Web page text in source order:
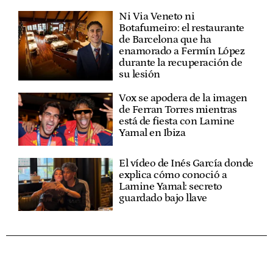
Ni Via Veneto ni
Botafumeiro: el restaurante
de Barcelona que ha
enamorado a Fermín López
durante la recuperación de
su lesión
Vox se apodera de la imagen
de Ferran Torres mientras
está de fiesta con Lamine
Yamal en Ibiza
El vídeo de Inés García donde
explica cómo conoció a
Lamine Yamal: secreto
guardado bajo llave